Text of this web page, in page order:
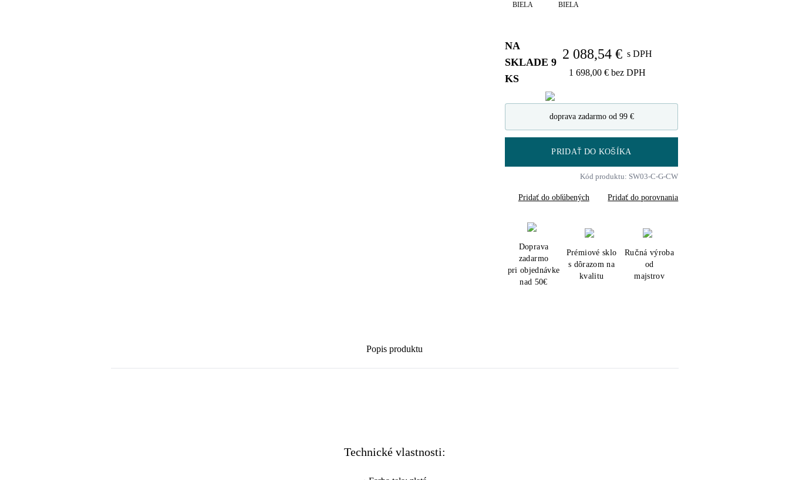
BIELA
BIELA
NA
SKLADE 9
KS
2 088,54 € s DPH
1 698,00 € bez DPH
doprava zadarmo od 99 €
PRIDAŤ DO KOŠÍKA
Kód produktu: SW03-C-G-CW
Pridať do obľúbených Pridať do porovnania
Doprava
zadarmo
pri objednávke
nad 50€
Prémiové sklo
s dôrazom na
kvalitu
Ručná výroba
od
majstrov
Popis produktu
Technické vlastnosti: